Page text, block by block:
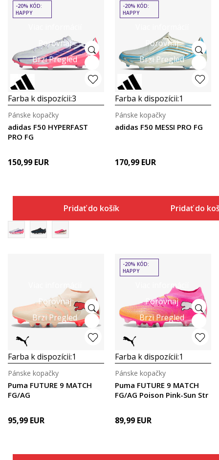
Porovnaj
Brzi Pregled
-20% KÓD:
HAPPY
Farba k dispozícii:3
adidas F50 HYPERFAST
PRO FG
Pánske kopačky
150,99 EUR
Pridať do košíka
Porovnaj
Brzi Pregled
-20% KÓD:
HAPPY
Farba k dispozícii:1
adidas F50 MESSI PRO FG
Pánske kopačky
170,99 EUR
Pridať do
Viac informácií
Porovnaj
Brzi Pregled
Farba k dispozícii:1
Puma FUTURE 9 MATCH
FG/AG
Pánske kopačky
95,99 EUR
Viac informácií
Porovnaj
Brzi Pregled
-20% KÓD:
HAPPY
Farba k dispozícii:1
Puma FUTURE 9 MATCH
FG/AG Poison Pink-Sun Str
Pánske kopačky
89,99 EUR